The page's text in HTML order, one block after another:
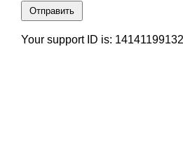
Отправить
Your support ID is: